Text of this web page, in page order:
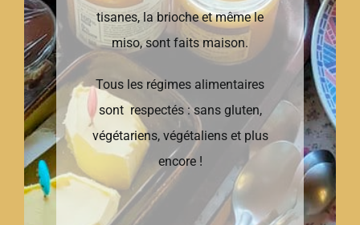
tisanes, la brioche et même le
miso, sont faits maison.
Tous les régimes alimentaires
sont respectés : sans gluten,
végétariens, végétaliens et plus
encore !